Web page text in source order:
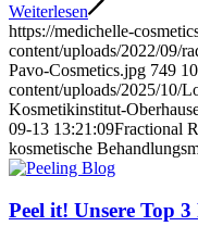
Weiterlesen
https://medichelle-
content/uploads/2022/09/
Pavo-Cosmetics.jpg 749
content/uploads/2025/10/
Kosmetikinstitut-
09-13 13:21:09Fractional
kosmetische
Peel it! Unsere Top